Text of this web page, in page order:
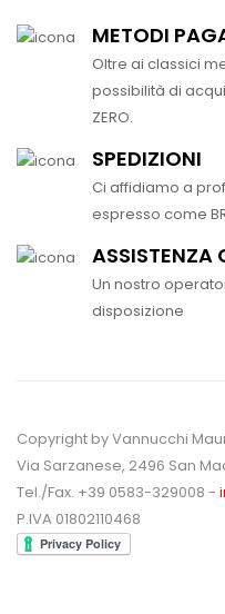
METODI
Oltre ai classici
possibilità di
ZERO.
SPEDIZIONI
Ci affidiamo a
espresso come
ASSISTENZA
Un nostro
disposizione
Copyright by Vannucchi
Via Sarzanese, 2496 San
Tel./Fax. +39 0583-329008 -
P.IVA 01802110468